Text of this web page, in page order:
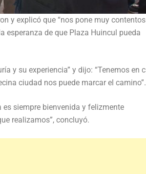
y explicó que “nos pone muy contentos
esperanza de que Plaza Huincul pueda
y su experiencia” y dijo: “Tenemos en
ciudad nos puede marcar el camino”.
siempre bienvenida y felizmente
realizamos”, concluyó.